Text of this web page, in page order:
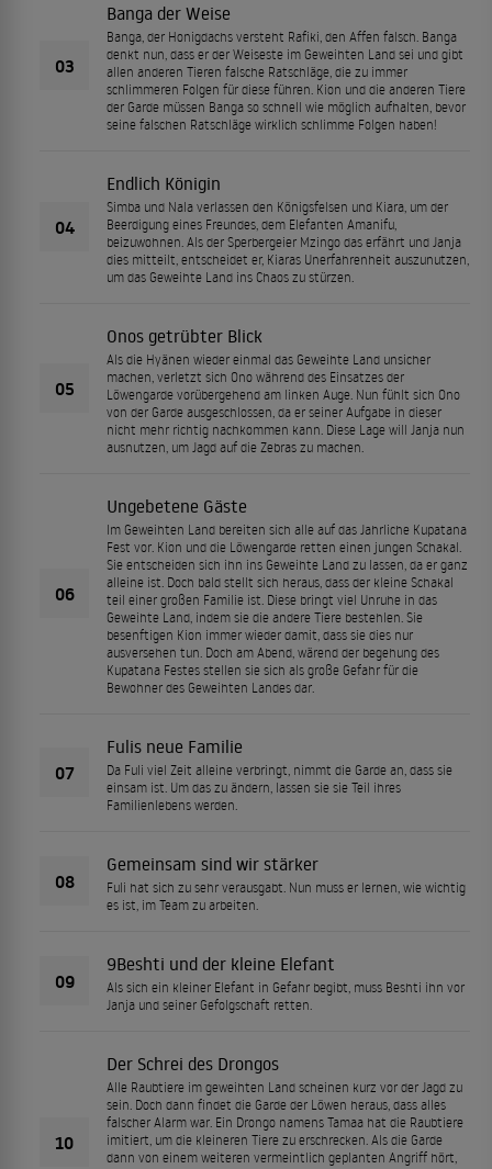
03
Banga der Weise
Banga, der Honigdachs versteht Rafiki, den Affen falsch. Banga
denkt nun, dass er der Weiseste im Geweihten Land sei und gibt
allen anderen Tieren falsche Ratschläge, die zu immer
schlimmeren Folgen für diese führen. Kion und die anderen Tiere
der Garde müssen Banga so schnell wie möglich aufhalten, bevor
seine falschen Ratschläge wirklich schlimme Folgen haben!
04
Endlich Königin
Simba und Nala verlassen den Königsfelsen und Kiara, um der
Beerdigung eines Freundes, dem Elefanten Amanifu,
beizuwohnen. Als der Sperbergeier Mzingo das erfährt und Janja
dies mitteilt, entscheidet er, Kiaras Unerfahrenheit auszunutzen,
um das Geweihte Land ins Chaos zu stürzen.
05
Onos getrübter Blick
Als die Hyänen wieder einmal das Geweihte Land unsicher
machen, verletzt sich Ono während des Einsatzes der
Löwengarde vorübergehend am linken Auge. Nun fühlt sich Ono
von der Garde ausgeschlossen, da er seiner Aufgabe in dieser
nicht mehr richtig nachkommen kann. Diese Lage will Janja nun
ausnutzen, um Jagd auf die Zebras zu machen.
06
Ungebetene Gäste
Im Geweihten Land bereiten sich alle auf das Jahrliche Kupatana
Fest vor. Kion und die Löwengarde retten einen jungen Schakal.
Sie entscheiden sich ihn ins Geweihte Land zu lassen, da er ganz
alleine ist. Doch bald stellt sich heraus, dass der kleine Schakal
teil einer großen Familie ist. Diese bringt viel Unruhe in das
Geweihte Land, indem sie die andere Tiere bestehlen. Sie
besenftigen Kion immer wieder damit, dass sie dies nur
ausversehen tun. Doch am Abend, wärend der begehung des
Kupatana Festes stellen sie sich als große Gefahr für die
Bewohner des Geweihten Landes dar.
07
Fulis neue Familie
Da Fuli viel Zeit alleine verbringt, nimmt die Garde an, dass sie
einsam ist. Um das zu ändern, lassen sie sie Teil ihres
Familienlebens werden.
08
Gemeinsam sind wir stärker
Fuli hat sich zu sehr verausgabt. Nun muss er lernen, wie wichtig
es ist, im Team zu arbeiten.
09
9Beshti und der kleine Elefant
Als sich ein kleiner Elefant in Gefahr begibt, muss Beshti ihn vor
Janja und seiner Gefolgschaft retten.
10
Der Schrei des Drongos
Alle Raubtiere im geweihten Land scheinen kurz vor der Jagd zu
sein. Doch dann findet die Garde der Löwen heraus, dass alles
falscher Alarm war. Ein Drongo namens Tamaa hat die Raubtiere
imitiert, um die kleineren Tiere zu erschrecken. Als die Garde
dann von einem weiteren vermeintlich geplanten Angriff hört,